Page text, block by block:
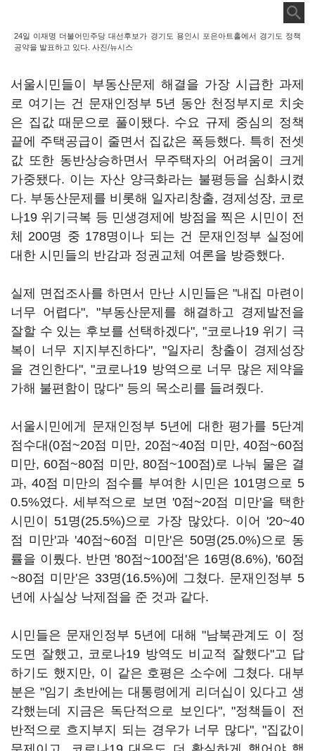
24일 이재명 더불어민주당 대선후보가 경기도 용인시 포은아트홀에서 경기도 정책
공약을 발표하고 있다. 사진/뉴시스
서울시민들이 부동산문제 해결을 가장 시급한 과제
로 여기는 건 문재인정부 5년 동안 천정부지로 치솟
은 집값 때문으로 풀이됐다. 수요 규제 중심의 정책
끝에 주택공급이 줄면서 집값은 폭등했다. 특히 전셋
값 또한 동반상승하면서 무주택자의 어려움이 크게
가중됐다. 이는 자산 양극화라는 불평등을 심화시켰
다. 부동산문제를 비롯해 일자리창출, 경제성장, 코로
나19 위기극복 등 민생경제에 방점을 찍은 시민이 전
체 200명 중 178명이나 되는 건 문재인정부 실정에
대한 시민들의 반감과 정권교체 여론을 방증했다.
실제 면접조사를 하면서 만난 시민들은 "내집 마련이
너무 어렵다", "부동산문제를 해결하고 경제발전을
잘할 수 있는 후보를 선택하겠다", "코로나19 위기 극
복이 너무 지지부진하다", "일자리 창출이 경제성장
을 견인한다", "코로나19 방역으로 너무 많은 제약을
가해 불편함이 많다" 등의 목소리를 들려줬다.
서울시민에게 문재인정부 5년에 대한 평가를 5단계
점수대(0점~20점 미만, 20점~40점 미만, 40점~60점
미만, 60점~80점 미만, 80점~100점)로 나눠 물은 결
과, 40점 미만의 점수를 부여한 시민은 101명으로 5
0.5%였다. 세부적으로 보면 '0점~20점 미만'을 택한
시민이 51명(25.5%)으로 가장 많았다. 이어 '20~40
점 미만'과 '40점~60점 미만'은 50명(25.0%)으로 동
률을 이뤘다. 반면 '80점~100점'은 16명(8.6%), '60점
~80점 미만'은 33명(16.5%)에 그쳤다. 문재인정부 5
년에 사실상 낙제점을 준 것과 같다.
시민들은 문재인정부 5년에 대해 "남북관계도 이 정
도면 잘했고, 코로나19 방역도 비교적 잘했다"고 답
하기도 했지만, 이 같은 호평은 소수에 그쳤다. 대부
분은 "임기 초반에는 대통령에게 리더십이 있다고 생
각했는데 지금은 독단적으로 보인다", "정책들이 전
반적으로 흐지부지 되는 경우가 너무 많다", "집값이